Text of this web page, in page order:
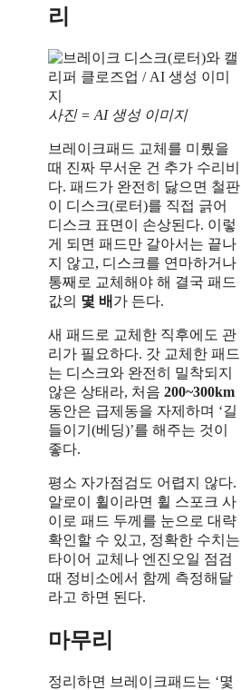
리
사진 = AI 생성 이미지
브레이크패드 교체를 미뤘을
때 진짜 무서운 건 추가 수리비
다. 패드가 완전히 닳으면 철판
이 디스크(로터)를 직접 긁어
디스크 표면이 손상된다. 이렇
게 되면 패드만 갈아서는 끝나
지 않고, 디스크를 연마하거나
통째로 교체해야 해 결국 패드
값의 몇 배 가 든다.
새 패드로 교체한 직후에도 관
리가 필요하다. 갓 교체한 패드
는 디스크와 완전히 밀착되지
않은 상태라, 처음 200~300km
동안은 급제동을 자제하며 ‘길
들이기(베딩)’를 해주는 것이
좋다.
평소 자가점검도 어렵지 않다.
알로이 휠이라면 휠 스포크 사
이로 패드 두께를 눈으로 대략
확인할 수 있고, 정확한 수치는
타이어 교체나 엔진오일 점검
때 정비소에서 함께 측정해달
라고 하면 된다.
마무리
정리하면 브레이크패드는 ‘몇